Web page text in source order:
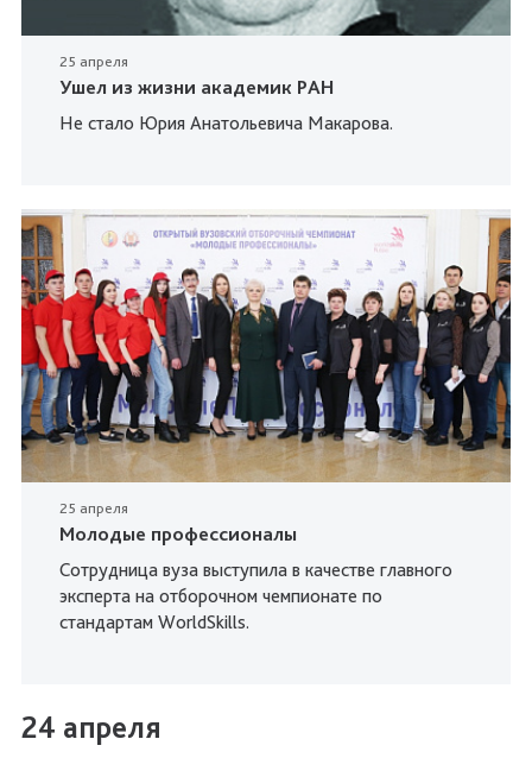
25 апреля
Ушел из жизни академик РАН
Не стало Юрия Анатольевича Макарова.
25 апреля
Молодые профессионалы
Сотрудница вуза выступила в качестве главного
эксперта на отборочном чемпионате по
стандартам WorldSkills.
24 апреля